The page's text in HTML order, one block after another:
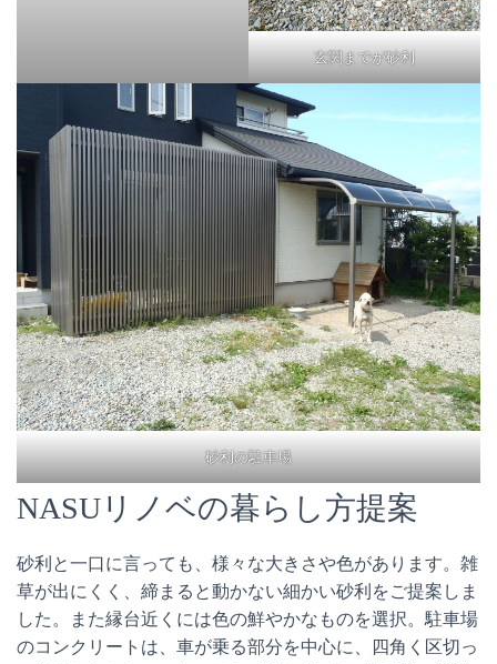
玄関までが砂利
砂利の駐車場
NASUリノベの暮らし方提案
砂利と一口に言っても、様々な大きさや色があります。雑
草が出にくく、締まると動かない細かい砂利をご提案しま
した。また縁台近くには色の鮮やかなものを選択。駐車場
のコンクリートは、車が乗る部分を中心に、四角く区切っ